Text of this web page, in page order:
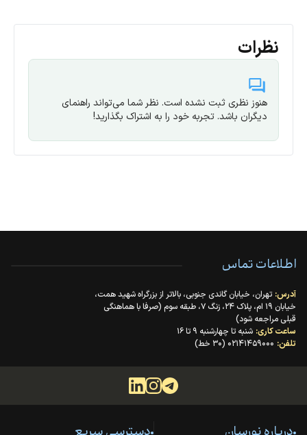
وزننظرات
هنوز نظری ثبت نشده است. نظر شما می‌تواند راهنمای
دیگران باشد. تجربه خود را به اشتراک بگذارید!
اطلاعات تماس
آدرس: تهران، خیابان گاندی جنوبی، بالاتر از بزرگراه شهید همت،
خیابان ۱۹ ام، پلاک ۲۴، زنگ ۷، طبقه سوم (صرفا با هماهنگی
قبلی مراجعه شود)
ساعت کاری: شنبه تا چهارشنبه ۹ تا ۱۶
تلفن: ۰۲۱۴۱۴۵۹۰۰۰ (۳۰ خط)